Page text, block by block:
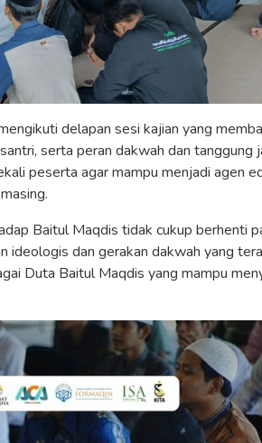
delapan sesi kajian yang
serta peran dakwah dan tanggung
peserta agar mampu menjadi agen
Baitul Maqdis tidak cukup berhenti
ideologis dan gerakan dakwah yang
Duta Baitul Maqdis yang mampu